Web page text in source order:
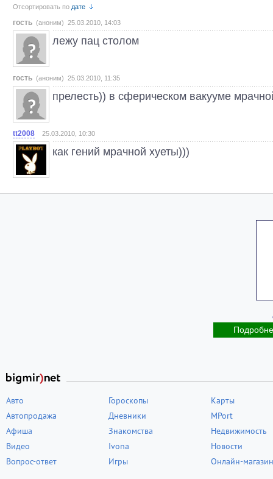
Отсортировать по дате
гость (аноним) 25.03.2010, 14:03
лежу пац столом
гость (аноним) 25.03.2010, 11:35
прелесть)) в сферическом вакууме
tt2008 25.03.2010, 10:30
как гений мрачной хуеты)))
Авто
Автопродажа
Афиша
Видео
Вопрос-ответ
Гороскопы
Дневники
Знакомства
Ivona
Игры
Карты
MPort
Недвижимость
Новости
Онлайн-магазин